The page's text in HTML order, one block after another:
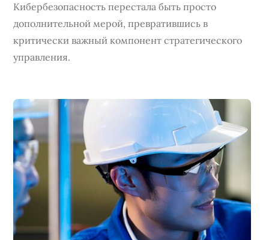
Кибербезопасность перестала быть просто
дополнительной мерой, превратившись в
критически важный компонент стратегического
управления.